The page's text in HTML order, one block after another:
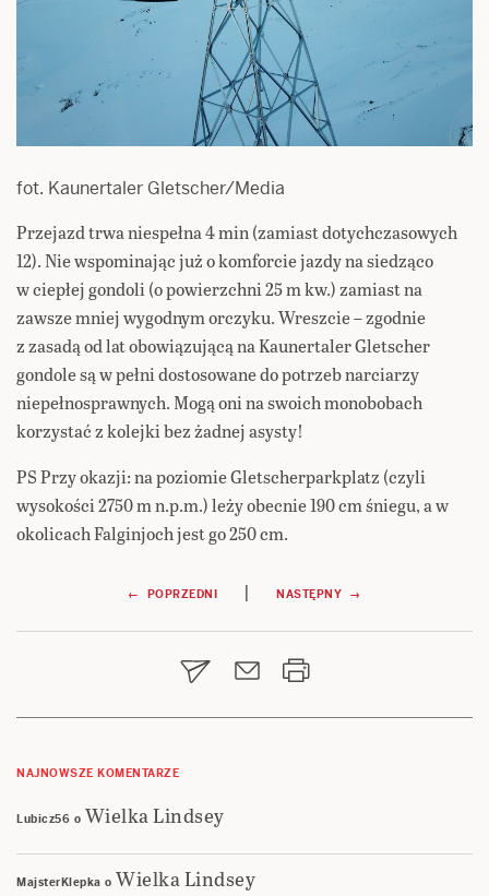
fot. Kaunertaler Gletscher/Media
Przejazd trwa niespełna 4 min (zamiast dotychczasowych
12). Nie wspominając już o komforcie jazdy na siedząco
w ciepłej gondoli (o powierzchni 25 m kw.) zamiast na
zawsze mniej wygodnym orczyku. Wreszcie – zgodnie
z zasadą od lat obowiązującą na Kaunertaler Gletscher
gondole są w pełni dostosowane do potrzeb narciarzy
niepełnosprawnych. Mogą oni na swoich monobobach
korzystać z kolejki bez żadnej asysty!
PS Przy okazji: na poziomie Gletscherparkplatz (czyli
wysokości 2750 m n.p.m.) leży obecnie 190 cm śniegu, a w
okolicach Falginjoch jest go 250 cm.
Nawigacja
wpisu
← POPRZEDNI | NASTĘPNY →
NAJNOWSZE KOMENTARZE
Lubicz56 o Wielka Lindsey
MajsterKlepka o Wielka Lindsey